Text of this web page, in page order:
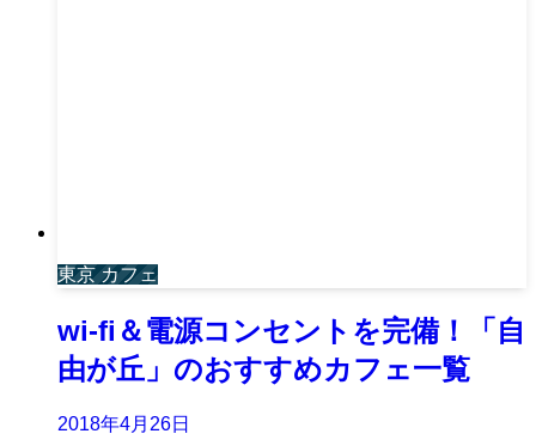
東京 カフェ
wi-fi＆電源コンセントを完備！「自
由が丘」のおすすめカフェ一覧
2018年4月26日